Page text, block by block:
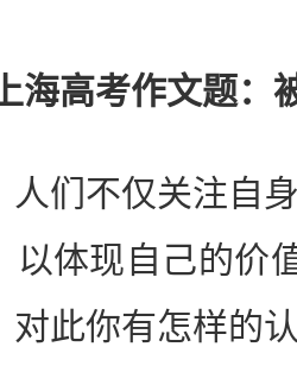
高考作文题：
不仅关注自身
以体现自己的价
对此你有怎样的